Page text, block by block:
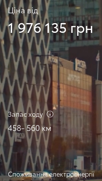
Ціна від
1 976 135 грн
Запасходу
458- 560 км
Споживанняелектроенергії